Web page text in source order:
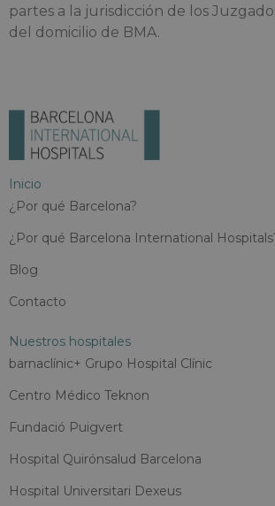
partes a la jurisdicción de los
del domicilio de BMA.
Inicio
¿Por qué Barcelona?
¿Por qué Barcelona International
Blog
Contacto
Nuestros hospitales
barnaclínic+ Grupo Hospital Clínic
Centro Médico Teknon
Fundació Puigvert
Hospital Quirónsalud Barcelona
Hospital Universitari Dexeus